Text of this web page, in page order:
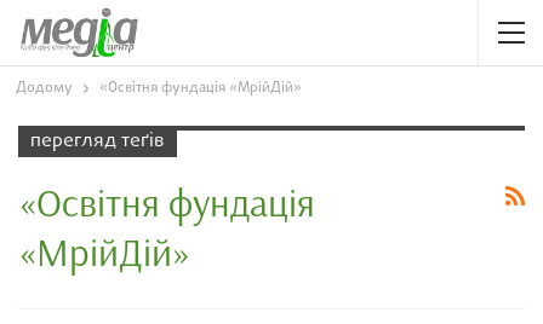
Додому «Освітня фундація «МрійДій»
перегляд теґів
«Освітня фундація
«МрійДій»